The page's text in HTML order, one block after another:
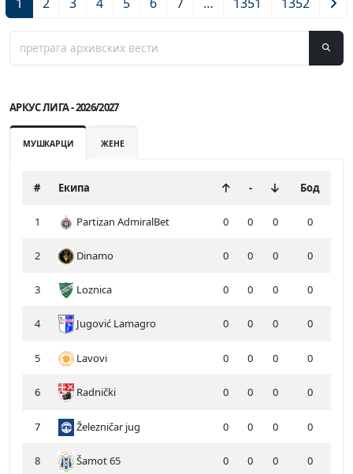
АРКУС ЛИГА - 2026/2027
МУШКАРЦИ ЖЕНЕ
# Екипа - Бод
1 Partizan AdmiralBet 0 0 0 0
2 Dinamo 0 0 0 0
3 Loznica 0 0 0 0
4 Jugović Lamagro 0 0 0 0
5 Lavovi 0 0 0 0
6 Radnički 0 0 0 0
7 Železničar jug 0 0 0 0
8 Šamot 65 0 0 0 0